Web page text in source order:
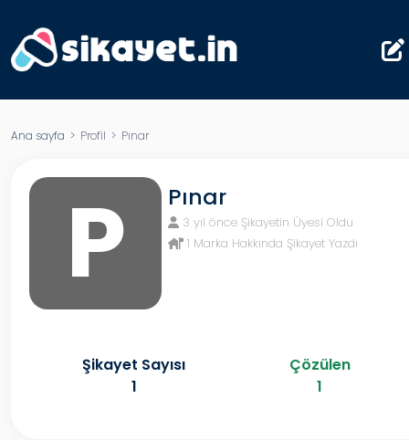
Ana sayfa > Profil > Pınar
P Pınar
3 yıl önce Şikayetin Üyesi Oldu
1 Marka Hakkında Şikayet Yazdı
Şikayet Sayısı
1
Çözülen
1